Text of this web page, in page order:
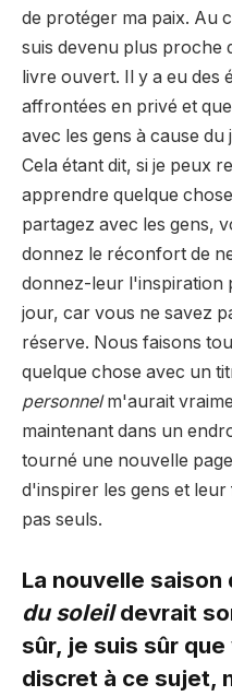
de protéger ma paix. Au
suis devenu plus proche
livre ouvert. Il y a eu des
affrontées en privé et
avec les gens à cause du
Cela étant dit, si je peux
apprendre quelque
partagez avec les gens,
donnez le réconfort de
donnez-leur l'inspiration
jour, car vous ne savez
réserve. Nous faisons
quelque chose avec un
personnelm'aurait
maintenant dans un
tourné une nouvelle
d'inspirer les gens et
pas seuls.
La nouvelle saison
du soleildevrait
sûr, je suis sûr
discret à ce sujet,